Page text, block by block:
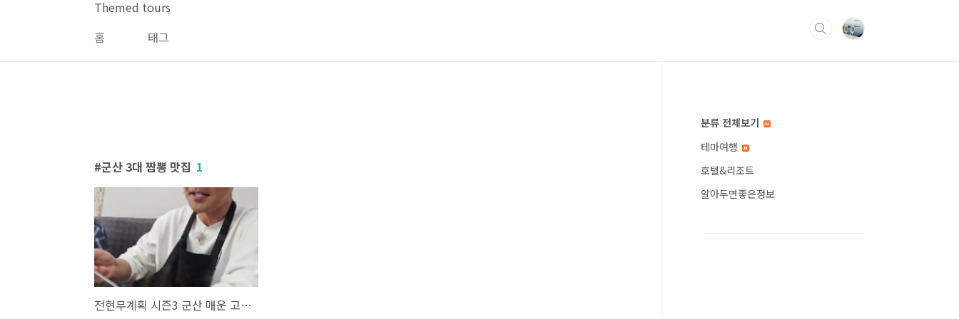
Themed tours
홈
태그
군산 3대 짬뽕 맛집 1
전현무계획 시즌3 군산 매운 고추 짬뽕 맛집 위치 및 방문팁 총정리
분류 전체보기
테마여행
호텔&리조트
알아두면좋은정보